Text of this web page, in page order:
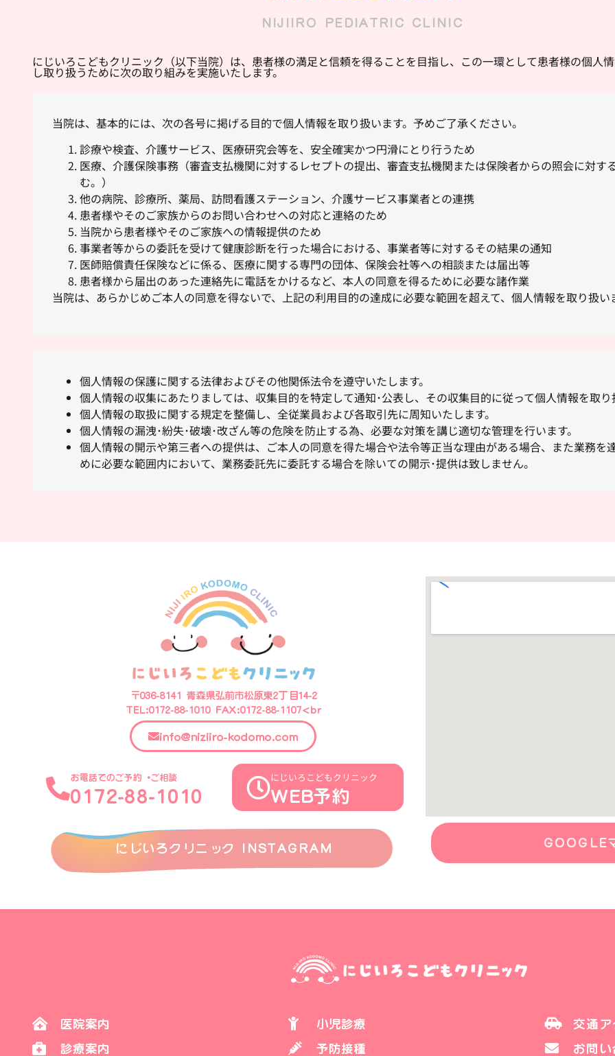
NIJIIRO PEDIATRIC CLINIC
にじいろこどもクリニック（以下当院）は、患者様の満足と信頼を得ることを目指し、この一環として患者様の個人
し取り扱うために次の取り組みを実施いたします。
当院は、基本的には、次の各号に掲げる目的で個人情報を取り扱います。予めご了承ください。
診療や検査、介護サービス、医療研究会等を、安全確実かつ円滑にとり行うため
医療、介護保険事務（審査支払機関に対するレセプトの提出、審査支払機関または保険者からの照会に対す
む。）
他の病院、診療所、薬局、訪問看護ステーション、介護サービス事業者との連携
患者様やそのご家族からのお問い合わせへの対応と連絡のため
当院から患者様やそのご家族への情報提供のため
事業者等からの委託を受けて健康診断を行った場合における、事業者等に対するその結果の通知
医師賠償責任保険などに係る、医療に関する専門の団体、保険会社等への相談または届出等
患者様から届出のあった連絡先に電話をかけるなど、本人の同意を得るために必要な諸作業
当院は、あらかじめご本人の同意を得ないで、上記の利用目的の達成に必要な範囲を超えて、個人情報を取り扱い
個人情報の保護に関する法律およびその他関係法令を遵守いたします。
個人情報の収集にあたりましては、収集目的を特定して通知･公表し、その収集目的に従って個人情報を取り
個人情報の取扱に関する規定を整備し、全従業員および各取引先に周知いたします。
個人情報の漏洩･紛失･破壊･改ざん等の危険を防止する為、必要な対策を講じ適切な管理を行います。
個人情報の開示や第三者への提供は、ご本人の同意を得た場合や法令等正当な理由がある場合、また業務を
めに必要な範囲内において、業務委託先に委託する場合を除いての開示･提供は致しません。
〒036-8141 青森県弘前市松原東2丁目14-2
TEL:0172-88-1010 FAX:0172-88-1107<br
info@niziiro-kodomo.com
お電話でのご予約・ご相談
0172-88-1010
にじいろこどもクリニック
WEB予約
にじいろクリニック INSTAGRAM GOOGLE
医院案内
診療案内
小児診療
予防接種
交通
お問